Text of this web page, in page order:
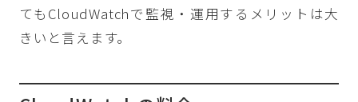
てもCloudWatchで監視・運用するメリットは大
きいと言えます。